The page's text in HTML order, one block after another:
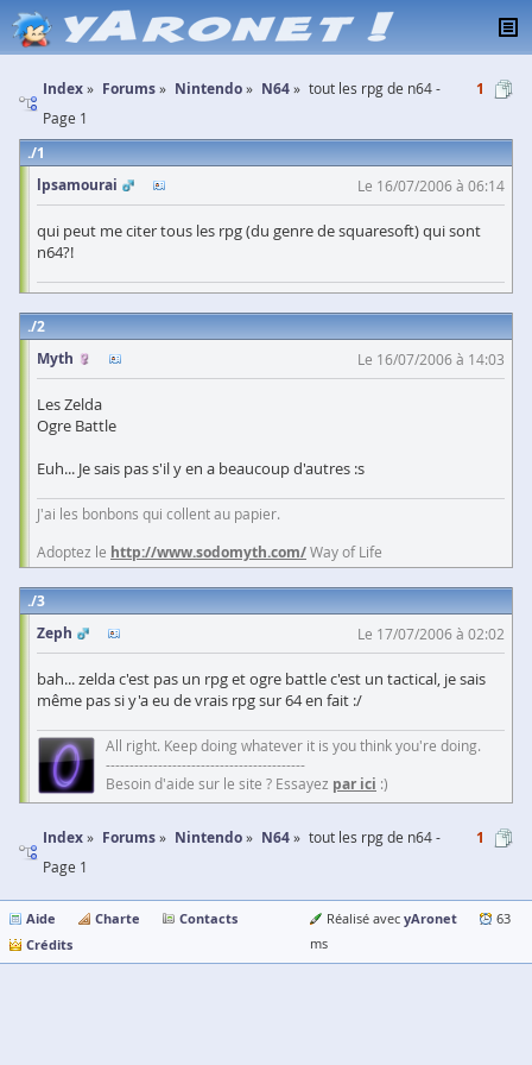
Index Forums Nintendo N64
tout les rpg de n64 -
Page 1
1
1
lpsamourai
Le 16/07/2006 à 06:14
qui peut me citer tous les rpg (du genre de squaresoft) qui sont
n64?!
2
Myth
Le 16/07/2006 à 14:03
Les Zelda
Ogre Battle
Euh... Je sais pas s'il y en a beaucoup d'autres :s
J'ai les bonbons qui collent au papier.
Adoptez le http://www.sodomyth.com/Way of Life
3
Zeph
Le 17/07/2006 à 02:02
bah... zelda c'est pas un rpg et ogre battle c'est un tactical, je sais
même pas si y'a eu de vrais rpg sur 64 en fait :/
All right. Keep doing whatever it is you think you're doing.
------------------------------------------
Besoin d'aide sur le site ? Essayez par ici :)
Index Forums Nintendo N64
tout les rpg de n64 -
Page 1
1
Aide Charte
Contacts
Crédits
Réalisé avec yAronet
63
ms